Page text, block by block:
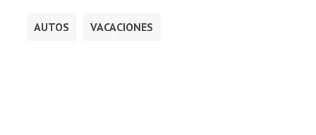
AUTOS VACACIONES